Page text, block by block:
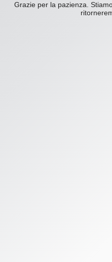
Grazie per la pazienza.